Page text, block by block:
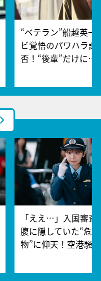
“ベテラン”船越英一
ビ覚悟のパワハラ謝
否！“後輩”だけに…
「ええ…」入国審査
腹に隠していた“危
物”に仰天！空港騒